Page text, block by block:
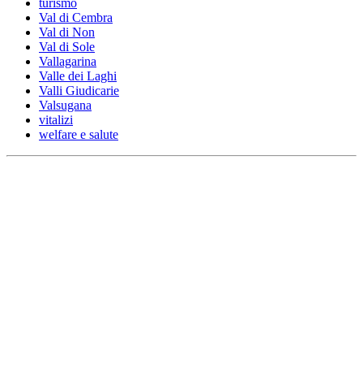
turismo
Val di Cembra
Val di Non
Val di Sole
Vallagarina
Valle dei Laghi
Valli Giudicarie
Valsugana
vitalizi
welfare e salute